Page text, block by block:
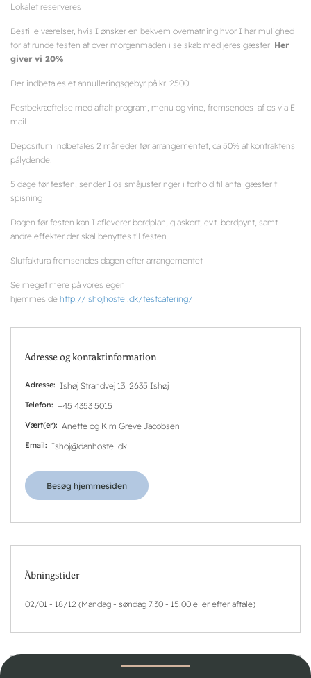
Lokalet reserveres
Bestille værelser, hvis I ønsker en bekvem overnatning hvor I har mulighed
for at runde festen af over morgenmaden i selskab med jeres gæster Her
giver vi 20%
Der indbetales et annulleringsgebyr på kr. 2500
Festbekræftelse med aftalt program, menu og vine, fremsendes af os via E-
mail
Depositum indbetales 2 måneder før arrangementet, ca 50% af kontraktens
pålydende.
5 dage før festen, sender I os småjusteringer i forhold til antal gæster til
spisning
Dagen før festen kan I afleverer bordplan, glaskort, evt. bordpynt, samt
andre effekter der skal benyttes til festen.
Slutfaktura fremsendes dagen efter arrangementet
Se meget mere på vores egen
hjemmeside http://ishojhostel.dk/festcatering/
Adresse og kontaktinformation
Adresse Ishøj Strandvej 13, 2635 Ishøj
Telefon +45 4353 5015
Vært(er) Anette og Kim Greve Jacobsen
Email Ishoj@danhostel.dk
Besøg hjemmesiden
Åbningstider
02/01 - 18/12 (Mandag - søndag 7.30 - 15.00 eller efter aftale)